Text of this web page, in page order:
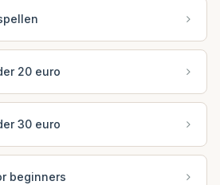
20 euro
30 euro
beginners